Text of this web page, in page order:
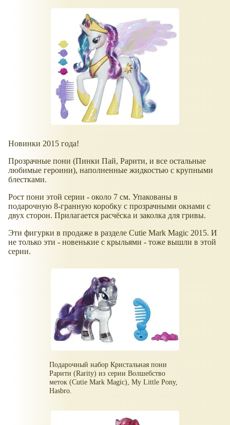
Новинки 2015 года!
Прозрачные пони (Пинки Пай, Рарити, и все остальные
любимые героини), наполненные жидкостью с крупными
блестками.
Рост пони этой серии - около 7 см. Упакованы в
подарочную 8-гранную коробку с прозрачными окнами с
двух сторон. Прилагается расчёска и заколка для гривы.
Эти фигурки в продаже в разделе Cutie Mark Magic 2015. И
не только эти - новенькие с крыльями - тоже вышли в этой
серии.
Подарочный набор Кристальная пони
Рарити (Rarity) из серии Волшебство
меток (Cutie Mark Magic), My Little Pony,
Hasbro.